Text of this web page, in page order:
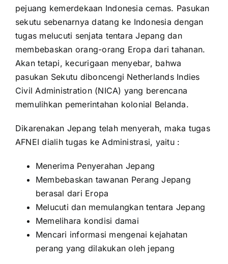
pejuang kemerdekaan Indonesia cemas. Pasukan
sekutu sebenarnya datang ke Indonesia dengan
tugas melucuti senjata tentara Jepang dan
membebaskan orang-orang Eropa dari tahanan.
Akan tetapi, kecurigaan menyebar, bahwa
pasukan Sekutu diboncengi Netherlands Indies
Civil Administration (NICA) yang berencana
memulihkan pemerintahan kolonial Belanda.
Dikarenakan Jepang telah menyerah, maka tugas
AFNEI dialih tugas ke Administrasi, yaitu :
Menerima Penyerahan Jepang
Membebaskan tawanan Perang Jepang
berasal dari Eropa
Melucuti dan memulangkan tentara Jepang
Memelihara kondisi damai
Mencari informasi mengenai kejahatan
perang yang dilakukan oleh jepang